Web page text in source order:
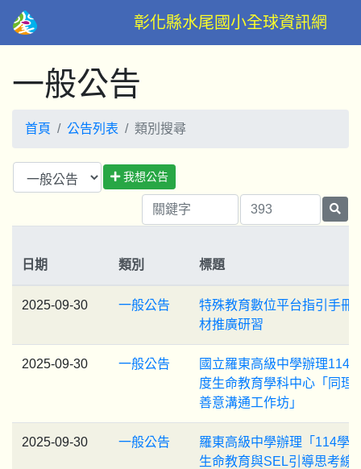
彰化縣水尾國小全球資訊網
一般公告
首頁 公告列表 類別搜尋
我想公告
日期 類別 標題
2025-09-30 一般公告
特殊教育數位平台指引手冊
材推廣研習
2025-09-30 一般公告
國立羅東高級中學辦理114
度生命教育學科中心「同理
善意溝通工作坊」
2025-09-30 一般公告
羅東高級中學辦理「114學
生命教育與SEL引導思考線